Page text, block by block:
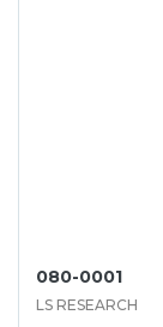
080-0001
LS RESEARCH